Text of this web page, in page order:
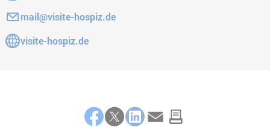
E-Mail:mail@visite-hospiz.de
Gehe zur Website:
visite-hospiz.de